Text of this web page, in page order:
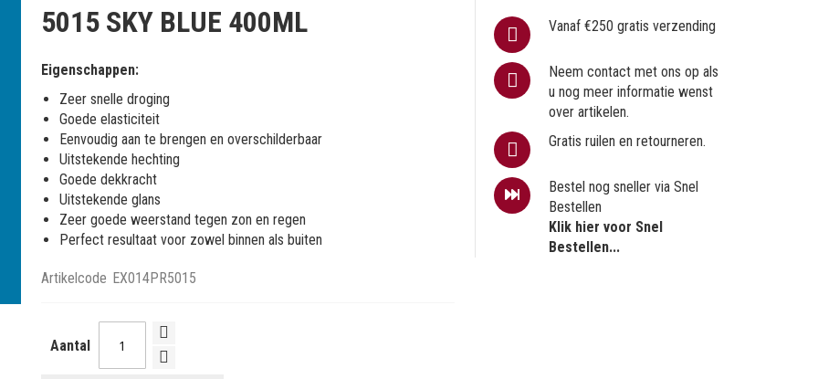
5015 SKY BLUE 400ML
Eigenschappen:
Zeer snelle droging
Goede elasticiteit
Eenvoudig aan te brengen en overschilderbaar
Uitstekende hechting
Goede dekkracht
Uitstekende glans
Zeer goede weerstand tegen zon en regen
Perfect resultaat voor zowel binnen als buiten
Artikelcode EX014PR5015
Aantal
Vanaf €250 gratis verzending
Neem contact met ons op als
u nog meer informatie wenst
over artikelen.
Gratis ruilen en retourneren.
Bestel nog sneller via Snel
Bestellen
Klik hier voor Snel
Bestellen...